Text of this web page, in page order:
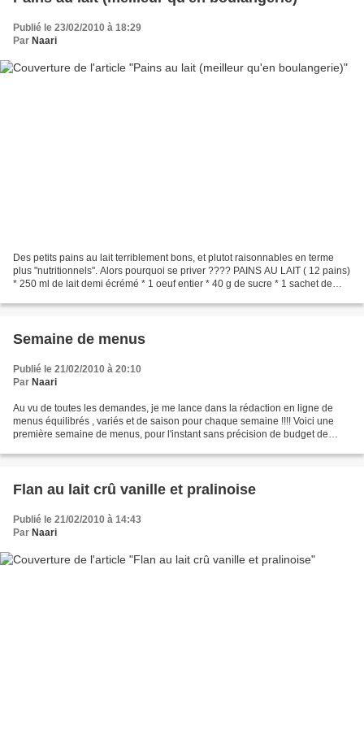
Publié le 23/02/2010 à 18:29
Par Naari
Des petits pains au lait terriblement bons, et plutot raisonnables en terme
plus "nutritionnels". Alors pourquoi se priver ???? PAINS AU LAIT ( 12 pains)
* 250 ml de lait demi écrémé * 1 oeuf entier * 40 g de sucre * 1 sachet de
Semaine de menus
Publié le 21/02/2010 à 20:10
Par Naari
Au vu de toutes les demandes, je me lance dans la rédaction en ligne de
menus équilibrés , variés et de saison pour chaque semaine !!!! Voici une
première semaine de menus, pour l'instant sans précision de budget de
Flan au lait crû vanille et pralinoise
Publié le 21/02/2010 à 14:43
Par Naari